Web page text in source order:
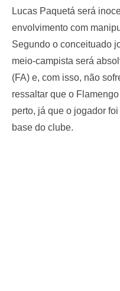
Lucas Paquetá será
envolvimento com
Segundo o conceituado
meio-campista será
(FA) e, com isso, não
ressaltar que o
perto, já que o jogador
base do clube.